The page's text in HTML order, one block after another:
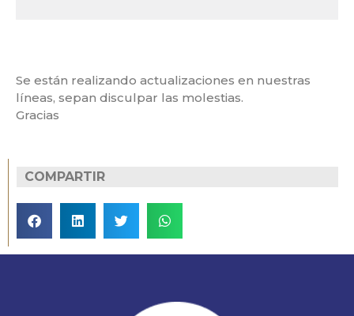
Se están realizando actualizaciones en nuestras
líneas, sepan disculpar las molestias.
Gracias
COMPARTIR